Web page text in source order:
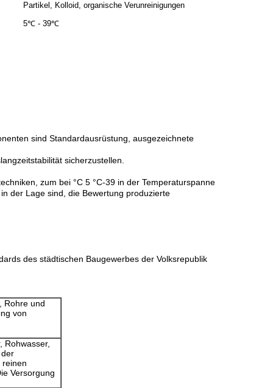
Partikel, Kolloid, organische Verunreinigungen
5℃ - 39℃
sind Standardausrüstung, ausgezeichnete
sicherzustellen.
zum bei °C 5 °C-39 in der Temperaturspanne
der Lage sind, die Bewertung produzierte
des städtischen Baugewerbes der Volksrepublik
Rohre und
von
Rohwasser,
reinen
Versorgung